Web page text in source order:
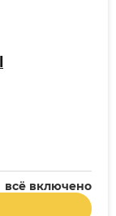
всё включено